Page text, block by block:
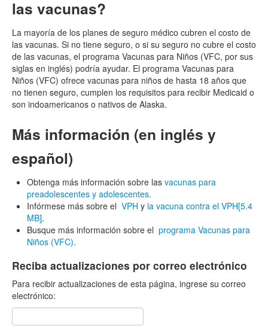
las vacunas?
La mayoría de los planes de seguro médico cubren el costo de
las vacunas. Si no tiene seguro, o si su seguro no cubre el costo
de las vacunas, el programa Vacunas para Niños (VFC, por sus
siglas en inglés) podría ayudar. El programa Vacunas para
Niños (VFC) ofrece vacunas para niños de hasta 18 años que
no tienen seguro, cumplen los requisitos para recibir Medicaid o
son indoamericanos o nativos de Alaska.
Más información (en inglés y
español)
Obtenga más información sobre las vacunas para
preadolescentes y adolescentes.
Infórmese más sobre el VPH y la vacuna contra el VPH[5.4
MB].
Busque más información sobre el programa Vacunas para
Niños (VFC).
Reciba actualizaciones por correo electrónico
Para recibir actualizaciones de esta página, ingrese su correo
electrónico: